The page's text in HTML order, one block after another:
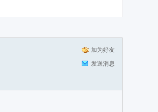
加为好友
发送消息